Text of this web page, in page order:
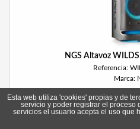
NGS Altavoz
Referencia:
Marca:
Esta web utiliza 'cookies' propias y de
servicio y poder registrar el proceso
servicios el usuario acepta el uso que